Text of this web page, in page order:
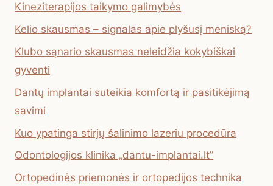
Kineziterapijos taikymo galimybės
Kelio skausmas – signalas apie plyšusį meniską?
Klubo sąnario skausmas neleidžia kokybiškai
gyventi
Dantų implantai suteikia komfortą ir pasitikėjimą
savimi
Kuo ypatinga stirjų šalinimo lazeriu procedūra
Odontologijos klinika „dantu-implantai.lt”
Ortopedinės priemonės ir ortopedijos technika